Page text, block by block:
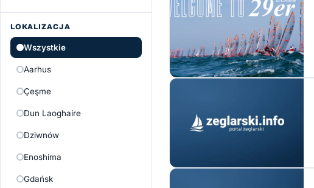
LOKALIZACJA
Wszystkie
Aarhus
Çeşme
Dun Laoghaire
Dziwnów
Enoshima
Gdańsk